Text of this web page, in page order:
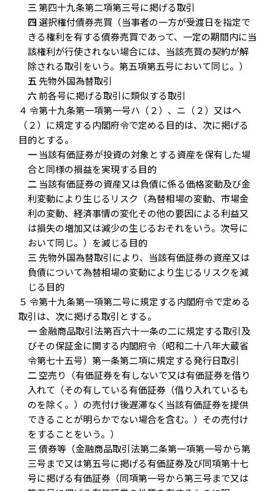
三第四十九条第二項第三号に掲げる取引
四 選択権付債券売買（当事者の一方が受渡日を指定で
きる権利を有する債券売買であって、一定の期間内に当
該権利が行使されない場合には、当該売買の契約が解
除される取引をいう。第五項第五号において同じ。）
五 先物外国為替取引
六前各号に掲げる取引に類似する取引
４ 令第十九条第一項第一号ハ（２）、ニ（２）又はヘ
（２）に規定する内閣府令で定める目的は、次に掲げる
目的とする。
一 当該有価証券が投資の対象とする資産を保有した場
合と同様の損益を実現する目的
二 当該有価証券の資産又は負債に係る価格変動及び金
利変動により生じるリスク（為替相場の変動、市場金
利の変動、経済事情の変化その他の要因による利益又
は損失の増加又は減少の生じるおそれをいう。次号に
おいて同じ。）を減じる目的
三 先物外国為替取引により、当該有価証券の資産又は
負債について為替相場の変動により生じるリスクを減
じる目的
５ 令第十九条第一項第二号に規定する内閣府令で定める
取引は、次に掲げる取引とする。
一金融商品取引法第百六十一条の二に規定する取引及
びその保証金に関する内閣府令（昭和二十八年大蔵省
令第七十五号）第一条第二項に規定する発行日取引
二空売り（有価証券を有しないで又は有価証券を借り
入れて（その有している有価証券（借り入れているも
のを除く。）の売付け後遅滞なく当該有価証券を提供
できることが明らかでない場合を含む。）その売付け
をすることをいう。）
三債券等（金融商品取引法第二条第一項第一号から第
三号まで又は第五号に掲げる有価証券及び同項第十七
号に掲げる有価証券（同項第一号から第三号まで又は